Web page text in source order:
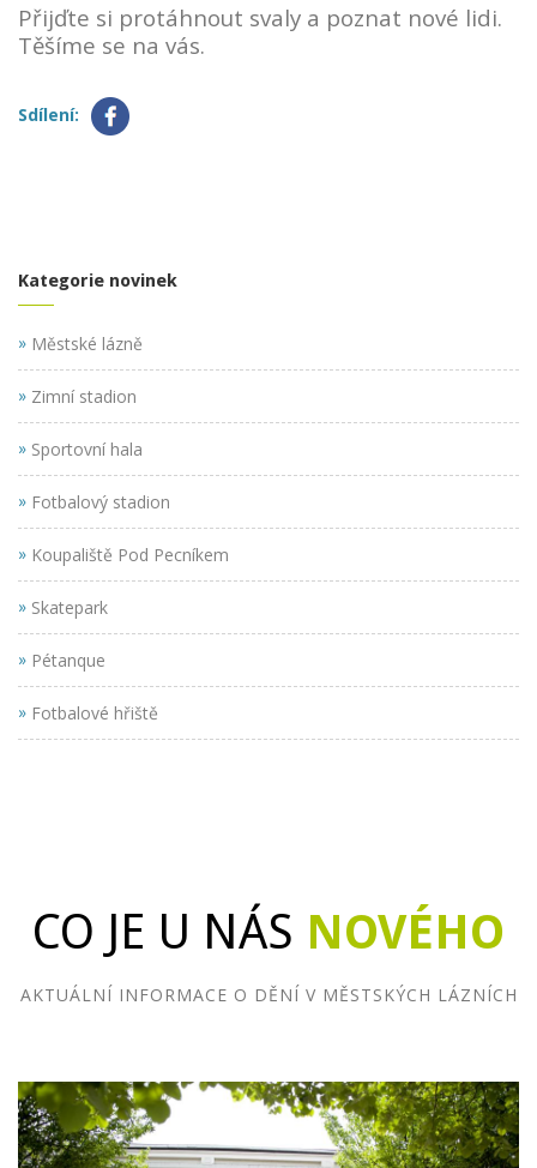
Přijďte si protáhnout svaly a poznat nové lidi.
Těšíme se na vás.
Sdílení:
Kategorie novinek
» Městské lázně
» Zimní stadion
» Sportovní hala
» Fotbalový stadion
» Koupaliště Pod Pecníkem
» Skatepark
» Pétanque
» Fotbalové hřiště
CO JE U NÁS NOVÉHO
AKTUÁLNÍ INFORMACE O DĚNÍ V MĚSTSKÝCH LÁZNÍCH